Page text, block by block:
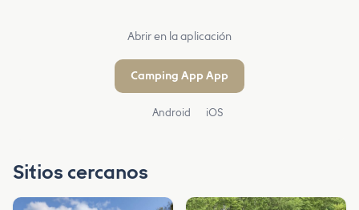
Abrir en la aplicación
Camping App App
Android iOS
Sitios cercanos